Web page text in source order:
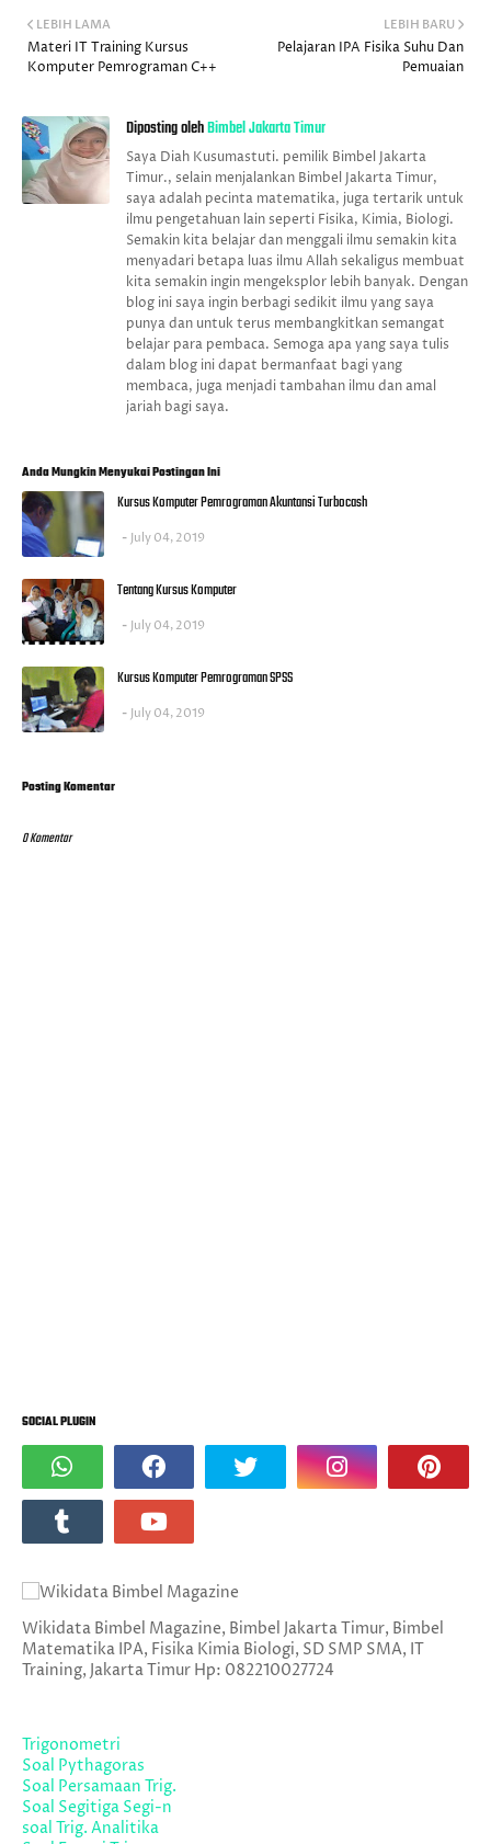
LEBIH BARU
Pelajaran IPA Fisika Suhu Dan
Pemuaian
LEBIH LAMA
Materi IT Training Kursus
Komputer Pemrograman C++
Diposting olehBimbel Jakarta Timur
Saya Diah Kusumastuti. pemilik Bimbel Jakarta
Timur., selain menjalankan Bimbel Jakarta Timur,
saya adalah pecinta matematika, juga tertarik untuk
ilmu pengetahuan lain seperti Fisika, Kimia, Biologi.
Semakin kita belajar dan menggali ilmu semakin kita
menyadari betapa luas ilmu Allah sekaligus membuat
kita semakin ingin mengeksplor lebih banyak. Dengan
blog ini saya ingin berbagi sedikit ilmu yang saya
punya dan untuk terus membangkitkan semangat
belajar para pembaca. Semoga apa yang saya tulis
dalam blog ini dapat bermanfaat bagi yang
membaca, juga menjadi tambahan ilmu dan amal
jariah bagi saya.
Anda Mungkin Menyukai Postingan Ini
Kursus Komputer Pemrograman Akuntansi Turbocash
July 04, 2019
Tentang Kursus Komputer
July 04, 2019
Kursus Komputer Pemrograman SPSS
July 04, 2019
Posting Komentar
0 Komentar
SOCIAL PLUGIN
Wikidata Bimbel Magazine, Bimbel Jakarta Timur, Bimbel
Matematika IPA, Fisika Kimia Biologi, SD SMP SMA, IT
Training, Jakarta Timur Hp: 082210027724
Trigonometri
Soal Pythagoras
Soal Persamaan Trig.
Soal Segitiga Segi-n
soal Trig. Analitika